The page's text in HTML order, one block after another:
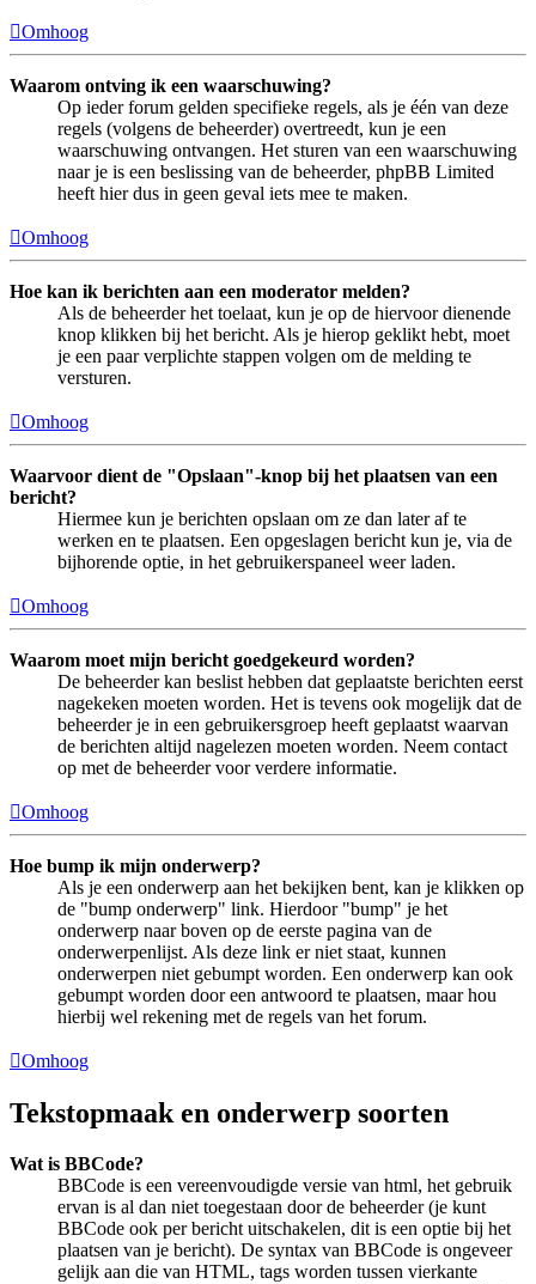
Omhoog
Waarom ontving ik een waarschuwing?
Op ieder forum gelden specifieke regels, als je één van deze
regels (volgens de beheerder) overtreedt, kun je een
waarschuwing ontvangen. Het sturen van een waarschuwing
naar je is een beslissing van de beheerder, phpBB Limited
heeft hier dus in geen geval iets mee te maken.
Omhoog
Hoe kan ik berichten aan een moderator melden?
Als de beheerder het toelaat, kun je op de hiervoor dienende
knop klikken bij het bericht. Als je hierop geklikt hebt, moet
je een paar verplichte stappen volgen om de melding te
versturen.
Omhoog
Waarvoor dient de "Opslaan"-knop bij het plaatsen van een
bericht?
Hiermee kun je berichten opslaan om ze dan later af te
werken en te plaatsen. Een opgeslagen bericht kun je, via de
bijhorende optie, in het gebruikerspaneel weer laden.
Omhoog
Waarom moet mijn bericht goedgekeurd worden?
De beheerder kan beslist hebben dat geplaatste berichten eerst
nagekeken moeten worden. Het is tevens ook mogelijk dat de
beheerder je in een gebruikersgroep heeft geplaatst waarvan
de berichten altijd nagelezen moeten worden. Neem contact
op met de beheerder voor verdere informatie.
Omhoog
Hoe bump ik mijn onderwerp?
Als je een onderwerp aan het bekijken bent, kan je klikken op
de "bump onderwerp" link. Hierdoor "bump" je het
onderwerp naar boven op de eerste pagina van de
onderwerpenlijst. Als deze link er niet staat, kunnen
onderwerpen niet gebumpt worden. Een onderwerp kan ook
gebumpt worden door een antwoord te plaatsen, maar hou
hierbij wel rekening met de regels van het forum.
Omhoog
Tekstopmaak en onderwerp soorten
Wat is BBCode?
BBCode is een vereenvoudigde versie van html, het gebruik
ervan is al dan niet toegestaan door de beheerder (je kunt
BBCode ook per bericht uitschakelen, dit is een optie bij het
plaatsen van je bericht). De syntax van BBCode is ongeveer
gelijk aan die van HTML, tags worden tussen vierkante